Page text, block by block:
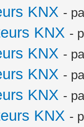
KNX -
KNX -
KNX -
KNX -
KNX -
KNX -